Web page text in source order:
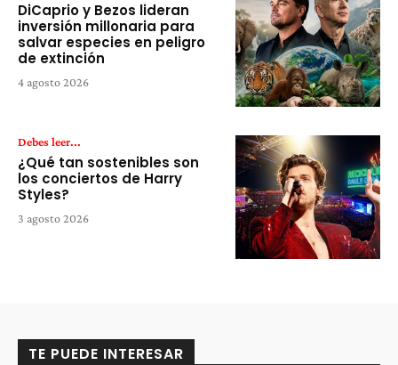
DiCaprio y Bezos lideran
inversión millonaria para
salvar especies en peligro
de extinción
4 agosto 2026
Debes leer...
¿Qué tan sostenibles son
los conciertos de Harry
Styles?
3 agosto 2026
TE PUEDE INTERESAR